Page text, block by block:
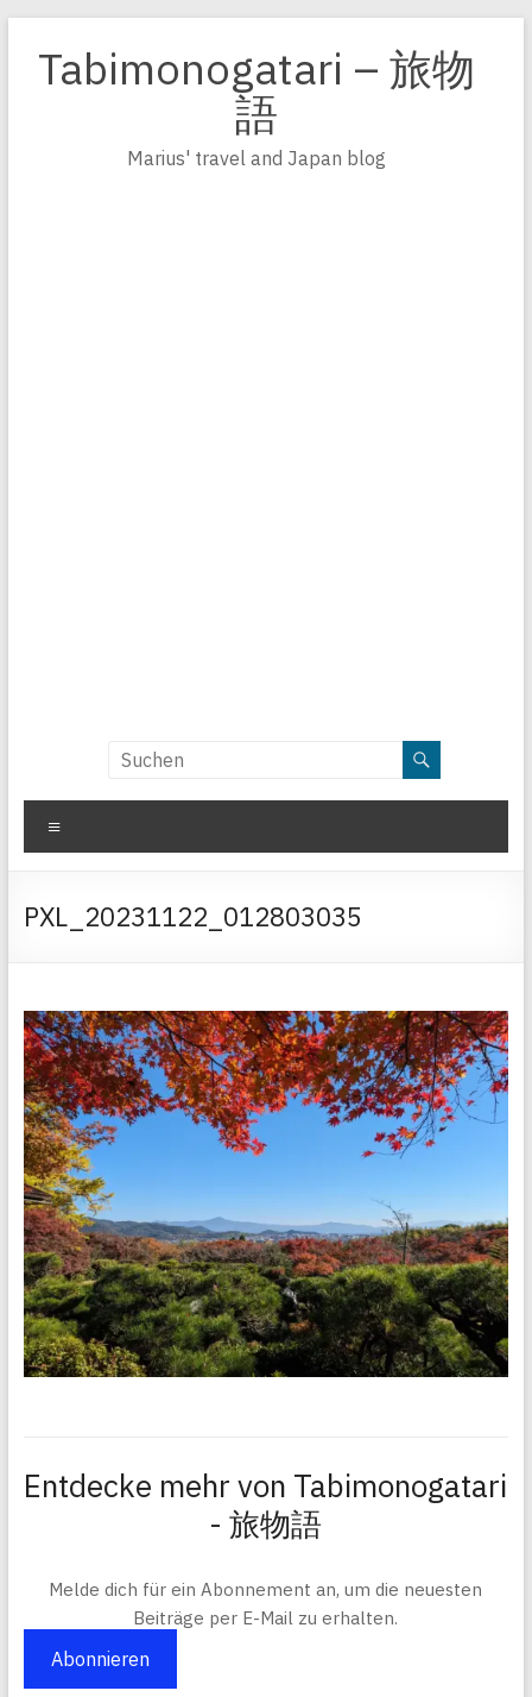
Inhalt
springen
Tabimonogatari – 旅物
語
Marius' travel and Japan blog
PXL_20231122_012803035
Entdecke mehr von Tabimonogatari
- 旅物語
Melde dich für ein Abonnement an, um die neuesten
Beiträge per E-Mail zu erhalten.
Abonnieren